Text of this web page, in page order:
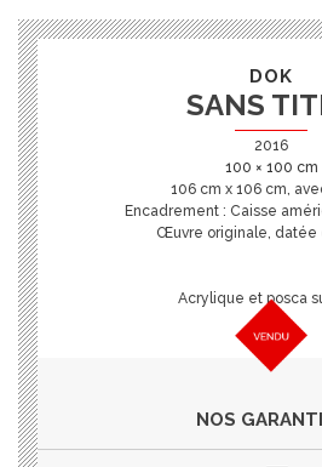
DOK
SANS
2016
100 × 100 cm
106 cm x 106 cm,
Encadrement : Caisse
Œuvre originale, datée
Acrylique et posca
NOS